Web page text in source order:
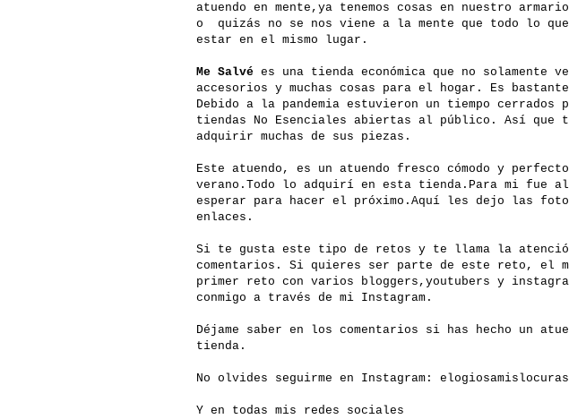
atuendo en mente,ya tenemos cosas en nuestro
o quizás no se nos viene a la mente que todo lo que
estar en el mismo lugar.
Me Salvé es una tienda económica que no solamente
accesorios y muchas cosas para el hogar. Es
Debido a la pandemia estuvieron un tiempo cerrados
tiendas No Esenciales abiertas al público. Así que
adquirir muchas de sus piezas.
Este atuendo, es un atuendo fresco cómodo y
verano.Todo lo adquirí en esta tienda.Para mi fue
esperar para hacer el próximo.Aquí les dejo las
enlaces.
Si te gusta este tipo de retos y te llama la
comentarios. Si quieres ser parte de este reto, el
primer reto con varios bloggers,youtubers y
conmigo a través de mi Instagram.
Déjame saber en los comentarios si has hecho un
tienda.
No olvides seguirme en Instagram: elogiosamislocuras
Y en todas mis redes sociales